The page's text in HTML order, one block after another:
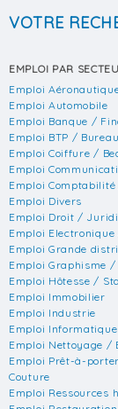
VOTRE
EMPLOI PAR
Emploi
Emploi Automobile
Emploi Banque /
Emploi BTP /
Emploi Coiffure /
Emploi
Emploi
Emploi Divers
Emploi Droit /
Emploi Electronique
Emploi Grande
Emploi Graphisme
Emploi Hôtesse /
Emploi Immobilier
Emploi Industrie
Emploi Informatique
Emploi Nettoyage /
Emploi Prêt-à-
Couture
Emploi Ressources